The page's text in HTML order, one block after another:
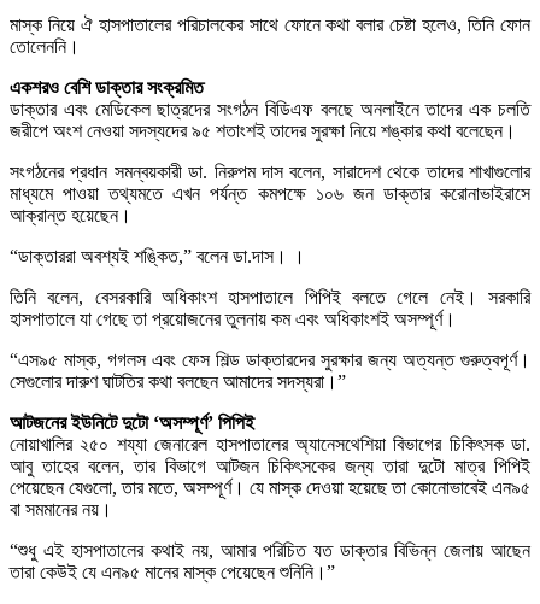
মাস্ক নিয়ে ঐ হাসপাতালের পরিচালকের সাথে ফোনে কথা বলার চেষ্টা হলেও, তিনি ফোন
তোলেননি।
একশরও বেশি ডাক্তার সংক্রমিত
ডাক্তার এবং মেডিকেল ছাত্রদের সংগঠন বিডিএফ বলছে অনলাইনে তাদের এক চলতি
জরীপে অংশ নেওয়া সদস্যদের ৯৫ শতাংশই তাদের সুরক্ষা নিয়ে শঙ্কার কথা বলেছেন।
সংগঠনের প্রধান সমন্বয়কারী ডা. নিরুপম দাস বলেন, সারাদেশ থেকে তাদের শাখাগুলোর
মাধ্যমে পাওয়া তথ্যমতে এখন পর্যন্ত কমপক্ষে ১০৬ জন ডাক্তার করোনাভাইরাসে
আক্রান্ত হয়েছেন।
“ডাক্তাররা অবশ্যই শঙ্কিত,” বলেন ডা.দাস। ।
তিনি বলেন, বেসরকারি অধিকাংশ হাসপাতালে পিপিই বলতে গেলে নেই। সরকারি
হাসপাতালে যা গেছে তা প্রয়োজনের তুলনায় কম এবং অধিকাংশই অসম্পূর্ণ।
“এস৯৫ মাস্ক, গগলস এবং ফেস শিল্ড ডাক্তারদের সুরক্ষার জন্য অত্যন্ত গুরুত্বপূর্ণ।
সেগুলোর দারুণ ঘাটতির কথা বলছেন আমাদের সদস্যরা।”
আটজনের ইউনিটে দুটো ‘অসম্পূর্ণ’ পিপিই
নোয়াখালির ২৫০ শয্যা জেনারেল হাসপাতালের অ্যানেসথেশিয়া বিভাগের চিকিৎসক ডা.
আবু তাহের বলেন, তার বিভাগে আটজন চিকিৎসকের জন্য তারা দুটো মাত্র পিপিই
পেয়েছেন যেগুলো, তার মতে, অসম্পূর্ণ। যে মাস্ক দেওয়া হয়েছে তা কোনোভাবেই এন৯৫
বা সমমানের নয়।
“শুধু এই হাসপাতালের কথাই নয়, আমার পরিচিত যত ডাক্তার বিভিন্ন জেলায় আছেন
তারা কেউই যে এন৯৫ মানের মাস্ক পেয়েছেন শুনিনি।”